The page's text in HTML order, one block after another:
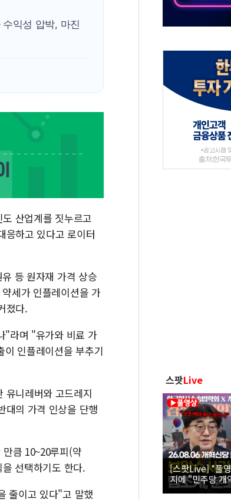
] 특검, '양평' 원희룡 2차 조사…'당정대 회의' 한동훈·방기선
익성 압박, 마진
산업계를 짓누르고
응하고 있다고 로이터
등 원자재 가격 상승
세가 인플레이션을 가
졌다.
"라며 "유가와 비료 가
인플레이션을 부추기
유니레버와 고드레지
대의 가격 인상을 단행
큼 10~20루피(약
선택하기도 한다.
줄이고 있다"고 말했
스팟Live
[스팟Live] *풀
지에 "민주당 개
26.08.06 개혁신